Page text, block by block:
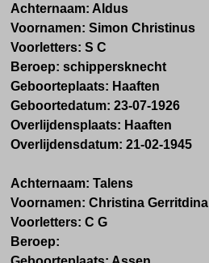
Achternaam: Aldus
Voornamen: Simon Christinus
Voorletters: S C
Beroep: schippersknecht
Geboorteplaats: Haaften
Geboortedatum: 23-07-1926
Overlijdensplaats: Haaften
Overlijdensdatum: 21-02-1945
Achternaam: Talens
Voornamen: Christina Gerritdina
Voorletters: C G
Beroep: